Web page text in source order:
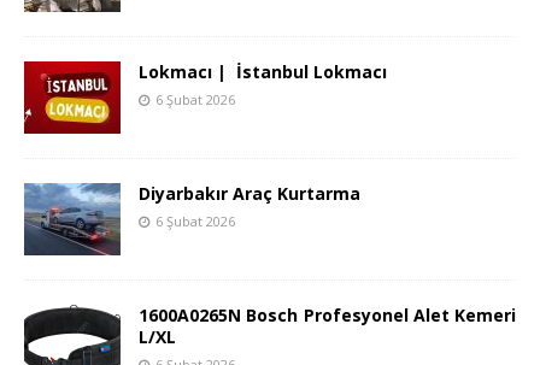
Lokmacı | İstanbul Lokmacı
6 Şubat 2026
Diyarbakır Araç Kurtarma
6 Şubat 2026
1600A0265N Bosch Profesyonel Alet Kemeri
L/XL